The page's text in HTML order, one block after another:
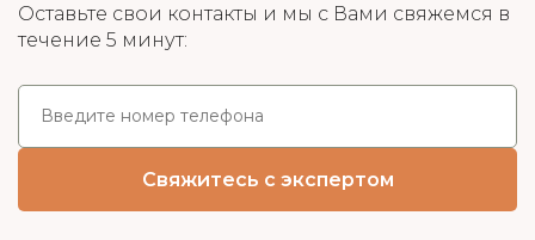
Оставьте свои контакты и мы с Вами свяжемся в
течение 5 минут: